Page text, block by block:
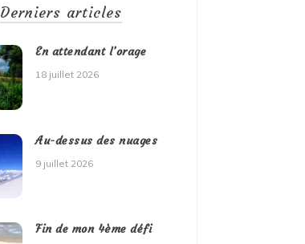
Derniers articles
En attendant l’orage
18 juillet 2026
Au-dessus des nuages
9 juillet 2026
Fin de mon 4ème défi